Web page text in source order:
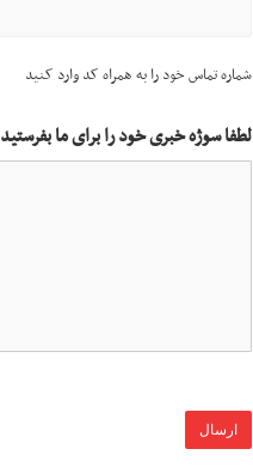
شماره تماس خود را به همراه کد وارد کنید
لطفا سوژه خبری خود را برای ما بفرستید